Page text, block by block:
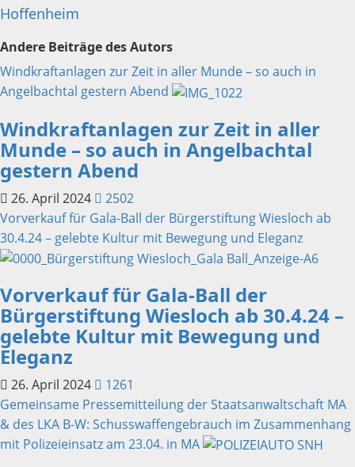
Hoffenheim
Andere Beiträge des Autors
Windkraftanlagen zur Zeit in aller Munde – so auch in
Angelbachtal gestern Abend
Windkraftanlagen zur Zeit in aller
Munde – so auch in Angelbachtal
gestern Abend
26. April 2024
2502
Vorverkauf für Gala-Ball der Bürgerstiftung Wiesloch ab
30.4.24 – gelebte Kultur mit Bewegung und Eleganz
Vorverkauf für Gala-Ball der
Bürgerstiftung Wiesloch ab 30.4.24 –
gelebte Kultur mit Bewegung und
Eleganz
26. April 2024
1261
Gemeinsame Pressemitteilung der Staatsanwaltschaft MA
& des LKA B-W: Schusswaffengebrauch im Zusammenhang
mit Polizeieinsatz am 23.04. in MA